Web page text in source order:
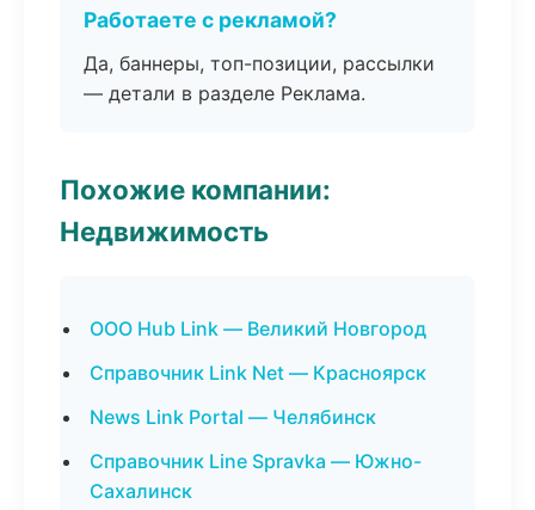
Работаете с рекламой?
Да, баннеры, топ-позиции, рассылки
— детали в разделе Реклама.
Похожие компании:
Недвижимость
ООО Hub Link — Великий Новгород
Справочник Link Net — Красноярск
News Link Portal — Челябинск
Справочник Line Spravka — Южно-
Сахалинск